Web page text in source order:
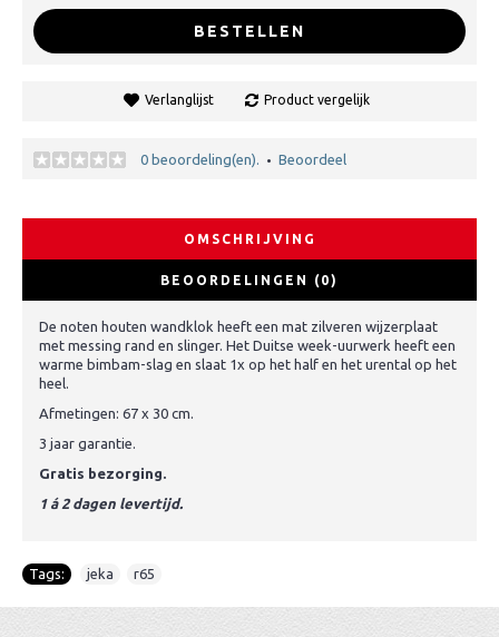
BESTELLEN
Verlanglijst Product vergelijk
0 beoordeling(en). • Beoordeel
OMSCHRIJVING
BEOORDELINGEN (0)
De noten houten wandklok heeft een mat zilveren wijzerplaat
met messing rand en slinger. Het Duitse week-uurwerk heeft een
warme bimbam-slag en slaat 1x op het half en het urental op het
heel.
Afmetingen: 67 x 30 cm.
3 jaar garantie.
Gratis bezorging.
1 á 2 dagen levertijd.
Tags: jeka r65